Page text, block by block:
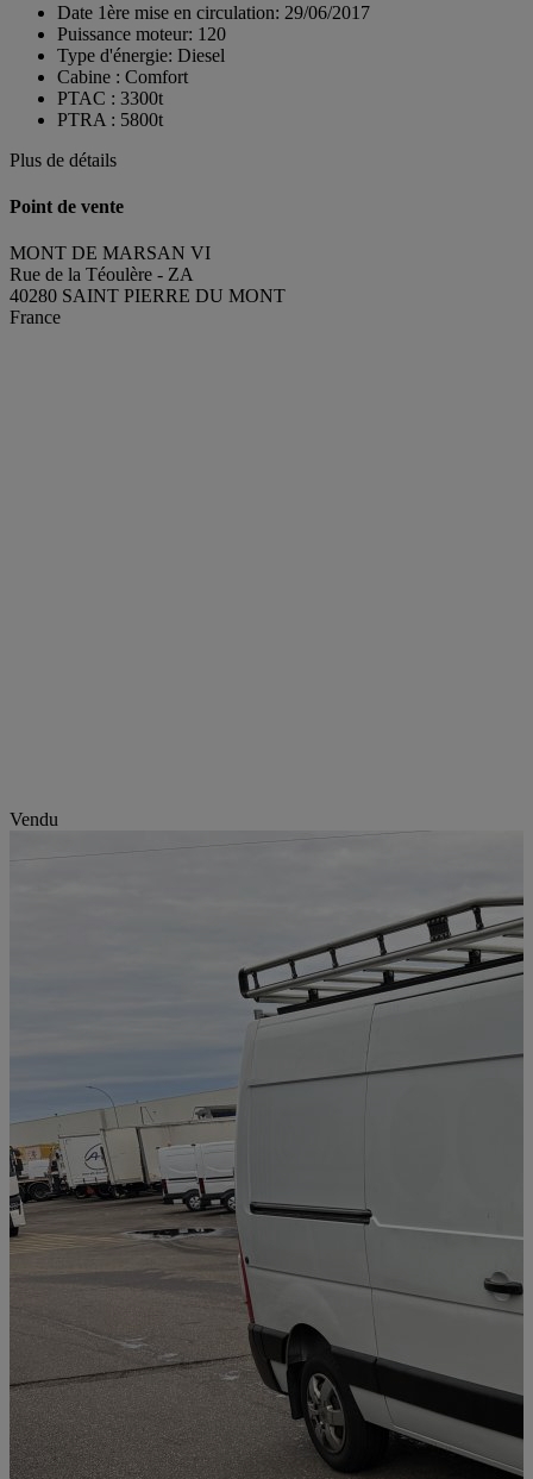
Date 1ère mise en circulation: 29/06/2017
Puissance moteur: 120
Type d'énergie: Diesel
Cabine : Comfort
PTAC : 3300t
PTRA : 5800t
Plus de détails
Point de vente
MONT DE MARSAN VI
Rue de la Téoulère - ZA
40280 SAINT PIERRE DU MONT
France
Vendu